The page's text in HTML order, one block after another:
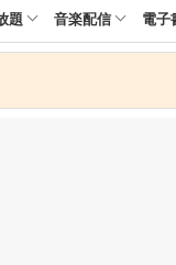
題 音楽配信 電子